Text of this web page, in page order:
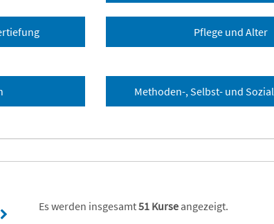
Pflege und Alter
Methoden-, Selbst- und
Es werden insgesamt51 Kurseangezeigt.